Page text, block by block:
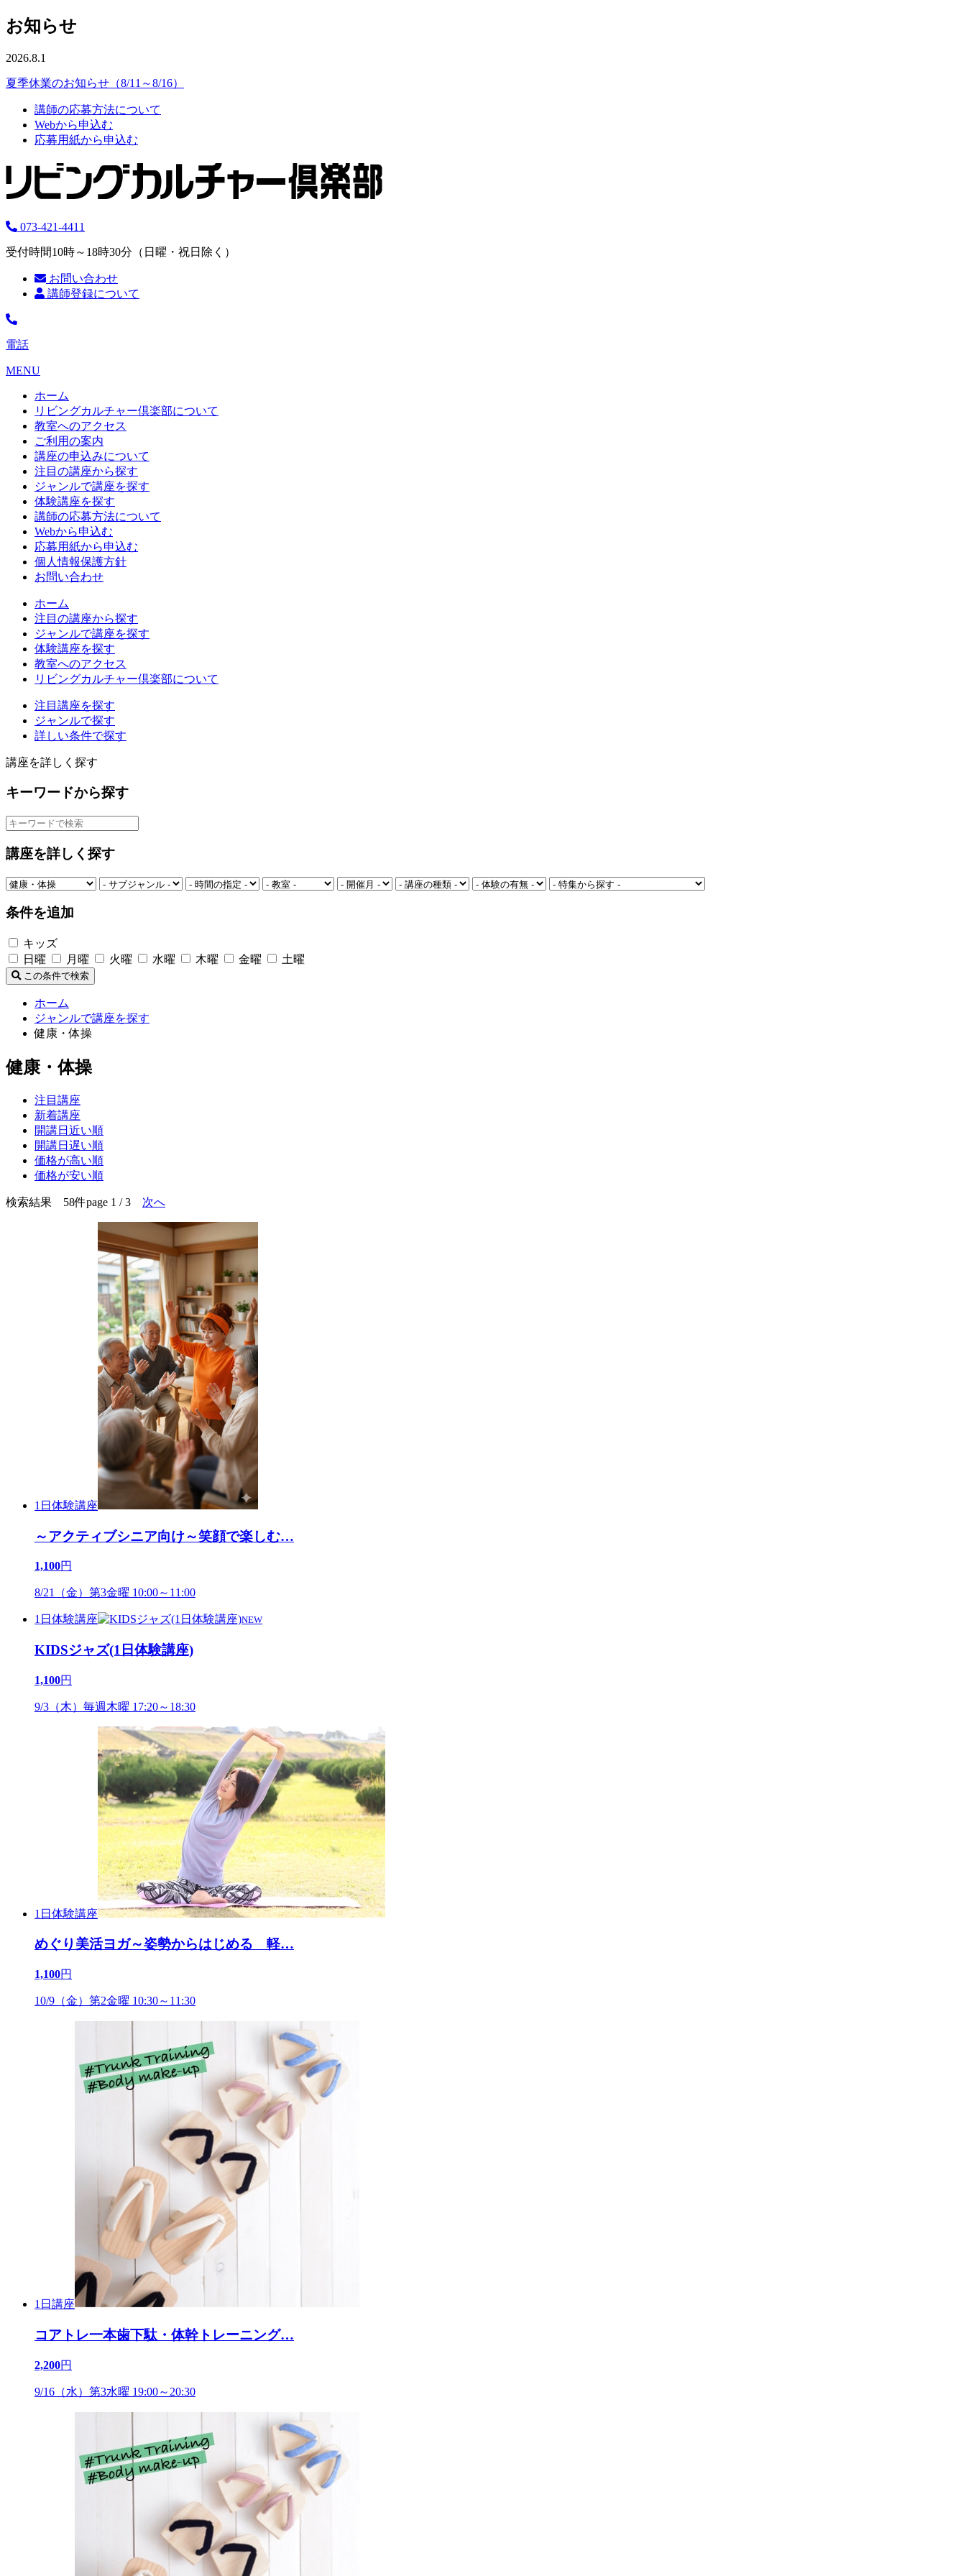
お知らせ
2026.8.1
夏季休業のお知らせ（8/11～8/16）
講師の応募方法について
Webから申込む
応募用紙から申込む
073-421-4411
受付時間10時～18時30分（日曜・祝日除く）
お問い合わせ
講師登録について
電話
MENU
ホーム
リビングカルチャー倶楽部について
教室へのアクセス
ご利用の案内
講座の申込みについて
注目の講座から探す
ジャンルで講座を探す
体験講座を探す
講師の応募方法について
Webから申込む
応募用紙から申込む
個人情報保護方針
お問い合わせ
ホーム
注目の講座から探す
ジャンルで講座を探す
体験講座を探す
教室へのアクセス
リビングカルチャー倶楽部について
注目講座を探す
ジャンルで探す
詳しい条件で探す
講座を詳しく探す
キーワードから探す
講座を詳しく探す
条件を追加
キッズ
日曜
月曜 火曜 水曜 木曜 金曜 土曜
この条件で検索
ホーム
ジャンルで講座を探す
健康・体操
健康・体操
注目講座
新着講座
開講日近い順
開講日遅い順
価格が高い順
価格が安い順
検索結果 58件page 1 / 3 次へ
1日体験講座
～アクティブシニア向け～笑顔で楽しむ…
1,100円
8/21（金）第3金曜 10:00～11:00
1日体験講座 NEW
KIDSジャズ(1日体験講座)
1,100円
9/3（木）毎週木曜 17:20～18:30
1日体験講座
めぐり美活ヨガ～姿勢からはじめる 軽…
1,100円
10/9（金）第2金曜 10:30～11:30
1日講座
コアトレ一本歯下駄・体幹トレーニング…
2,200円
9/16（水）第3水曜 19:00～20:30